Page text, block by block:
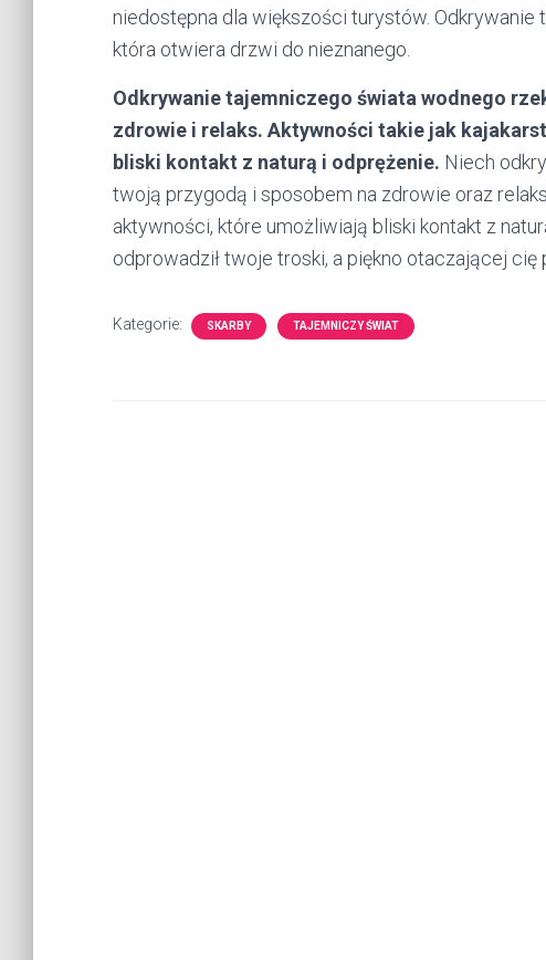
niedostępna dla większości turystów.
która otwiera drzwi do nieznanego.
Odkrywanie tajemniczego świata wodnego
zdrowie i relaks. Aktywności takie jak
bliski kontakt z naturą i odprężenie. Niech
twoją przygodą i sposobem na zdrowie oraz
aktywności, które umożliwiają bliski kontakt z
odprowadził twoje troski, a piękno otaczającej cię
Kategorie: SKARBY TAJEMNICZY ŚWIAT